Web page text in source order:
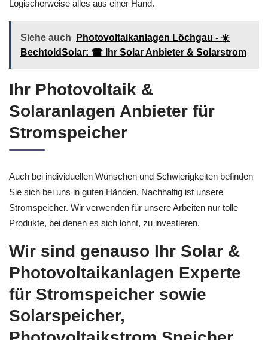
Logischerweise alles aus einer Hand.
Siehe auch
Photovoltaikanlagen Löchgau - ☀️
BechtoldSolar: ☎ Ihr Solar Anbieter & Solarstrom
Ihr Photovoltaik &
Solaranlagen Anbieter für
Stromspeicher
Auch bei individuellen Wünschen und Schwierigkeiten befinden
Sie sich bei uns in guten Händen. Nachhaltig ist unsere
Stromspeicher. Wir verwenden für unsere Arbeiten nur tolle
Produkte, bei denen es sich lohnt, zu investieren.
Wir sind genauso Ihr Solar &
Photovoltaikanlagen Experte
für Stromspeicher sowie
Solarspeicher,